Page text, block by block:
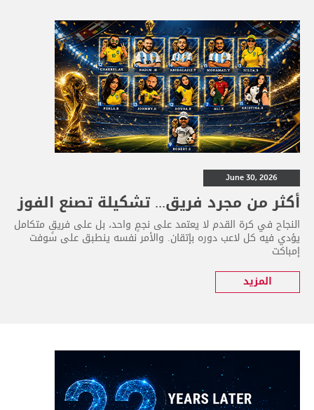
June 30, 2026
أكثر من مجرد فريق... تشكيلة تصنع الفوز
النجاح في كرة القدم لا يعتمد على نجمٍ واحد، بل على فريقٍ متكامل
يؤدي فيه كل لاعب دوره بإتقان. والأمر نفسه ينطبق على سوفت
إمباكت
المزيد